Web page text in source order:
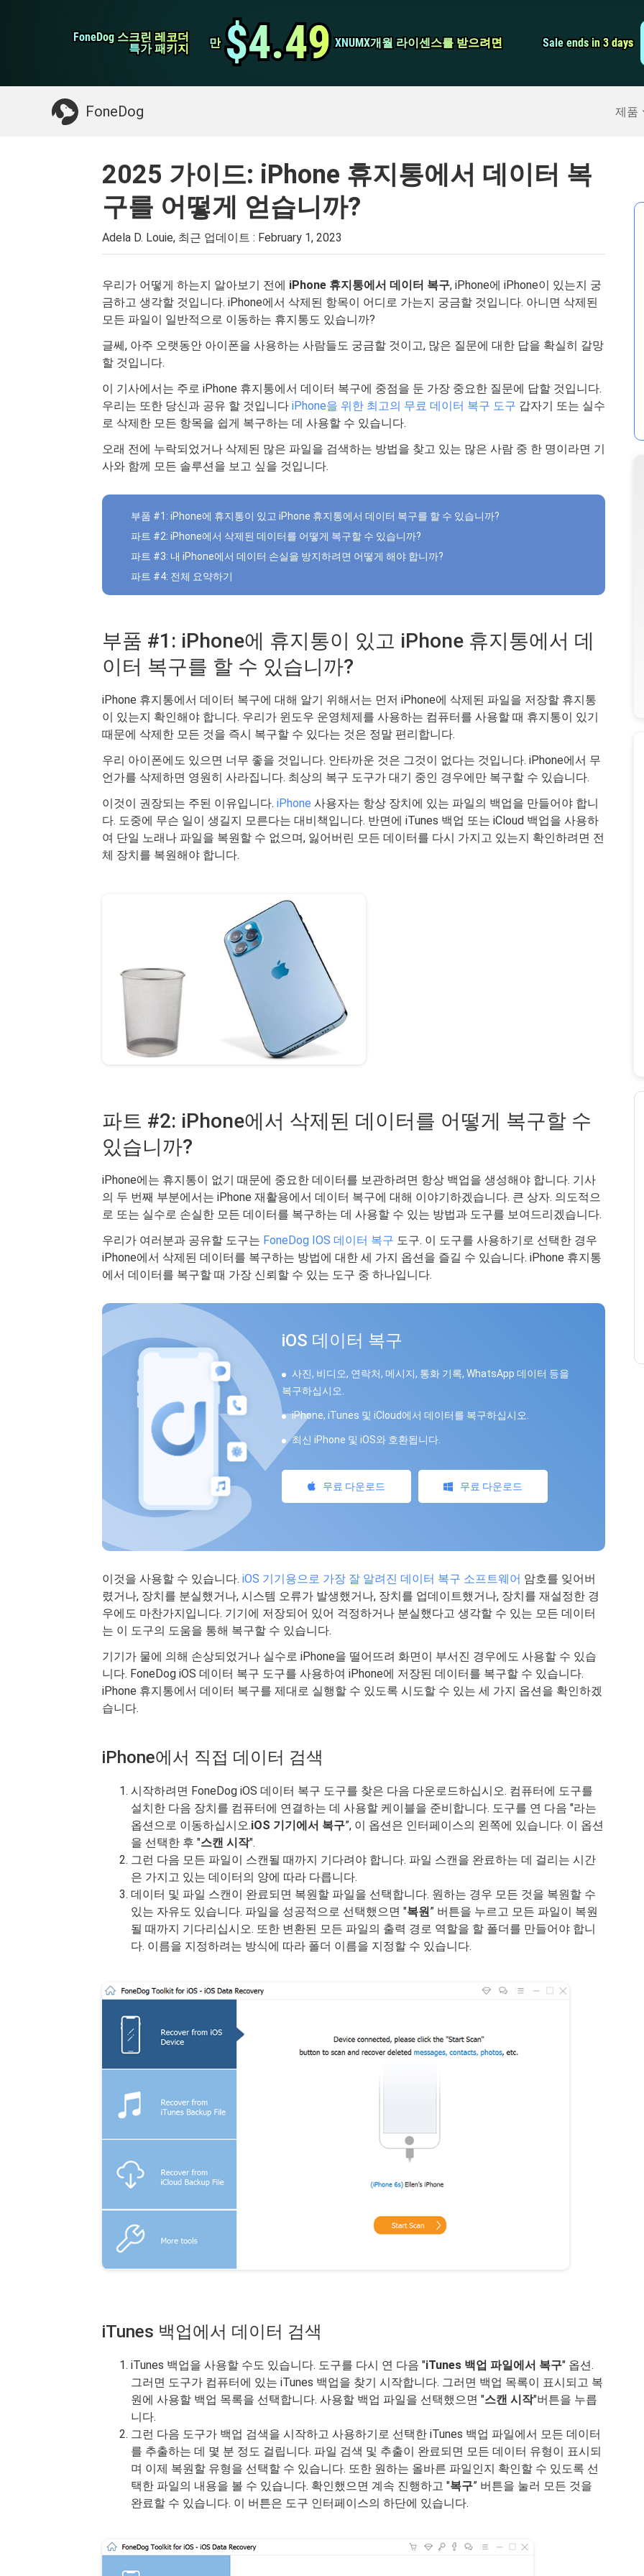
FoneDog 스크린 레코더
FoneDog 스크린 레코더
특가 패키지
특가 패키지 만
만 $4.49
$4.49 XNUMX개월 라이센스를 받으려면
XNUMX개월 라이센스를 받으려면 Sale ends in 3 days
Sale ends in 3 days
FoneDog 제품
iPhone 클리너 스크린 레코더
필요한 것 : Mac 정리
2025 가이드: iPhone 휴지통에서 데이터 복
구를 어떻게 얻습니까?
Adela D. Louie, 최근 업데이트 : February 1, 2023
우리가 어떻게 하는지 알아보기 전에 iPhone 휴지통에서 데이터 복구, iPhone에 iPhone이 있는지 궁
금하고 생각할 것입니다. iPhone에서 삭제된 항목이 어디로 가는지 궁금할 것입니다. 아니면 삭제된
모든 파일이 일반적으로 이동하는 휴지통도 있습니까?
글쎄, 아주 오랫동안 아이폰을 사용하는 사람들도 궁금할 것이고, 많은 질문에 대한 답을 확실히 갈망
할 것입니다.
이 기사에서는 주로 iPhone 휴지통에서 데이터 복구에 중점을 둔 가장 중요한 질문에 답할 것입니다.
우리는 또한 당신과 공유 할 것입니다 iPhone을 위한 최고의 무료 데이터 복구 도구 갑자기 또는 실수
로 삭제한 모든 항목을 쉽게 복구하는 데 사용할 수 있습니다.
오래 전에 누락되었거나 삭제된 많은 파일을 검색하는 방법을 찾고 있는 많은 사람 중 한 명이라면 기
사와 함께 모든 솔루션을 보고 싶을 것입니다.
부품 #1: iPhone에 휴지통이 있고 iPhone 휴지통에서 데이터 복구를 할 수 있습니까?
파트 #2: iPhone에서 삭제된 데이터를 어떻게 복구할 수 있습니까?
파트 #3: 내 iPhone에서 데이터 손실을 방지하려면 어떻게 해야 합니까?
파트 #4: 전체 요약하기
부품 #1: iPhone에 휴지통이 있고 iPhone 휴지통에서 데
이터 복구를 할 수 있습니까?
iPhone 휴지통에서 데이터 복구에 대해 알기 위해서는 먼저 iPhone에 삭제된 파일을 저장할 휴지통
이 있는지 확인해야 합니다. 우리가 윈도우 운영체제를 사용하는 컴퓨터를 사용할 때 휴지통이 있기
때문에 삭제한 모든 것을 즉시 복구할 수 있다는 것은 정말 편리합니다.
우리 아이폰에도 있으면 너무 좋을 것입니다. 안타까운 것은 그것이 없다는 것입니다. iPhone에서 무
언가를 삭제하면 영원히 사라집니다. 최상의 복구 도구가 대기 중인 경우에만 복구할 수 있습니다.
이것이 권장되는 주된 이유입니다. iPhone 사용자는 항상 장치에 있는 파일의 백업을 만들어야 합니
다. 도중에 무슨 일이 생길지 모른다는 대비책입니다. 반면에 iTunes 백업 또는 iCloud 백업을 사용하
여 단일 노래나 파일을 복원할 수 없으며, 잃어버린 모든 데이터를 다시 가지고 있는지 확인하려면 전
체 장치를 복원해야 합니다.
파트 #2: iPhone에서 삭제된 데이터를 어떻게 복구할 수
있습니까?
iPhone에는 휴지통이 없기 때문에 중요한 데이터를 보관하려면 항상 백업을 생성해야 합니다. 기사
의 두 번째 부분에서는 iPhone 재활용에서 데이터 복구에 대해 이야기하겠습니다. 큰 상자. 의도적으
로 또는 실수로 손실한 모든 데이터를 복구하는 데 사용할 수 있는 방법과 도구를 보여드리겠습니다.
우리가 여러분과 공유할 도구는 FoneDog IOS 데이터 복구 도구. 이 도구를 사용하기로 선택한 경우
iPhone에서 삭제된 데이터를 복구하는 방법에 대한 세 가지 옵션을 즐길 수 있습니다. iPhone 휴지통
에서 데이터를 복구할 때 가장 신뢰할 수 있는 도구 중 하나입니다.
iOS 데이터 복구
사진, 비디오, 연락처, 메시지, 통화 기록, WhatsApp 데이터 등을
복구하십시오.
iPhone, iTunes 및 iCloud에서 데이터를 복구하십시오.
최신 iPhone 및 iOS와 호환됩니다.
무료 다운로드 무료 다운로드
이것을 사용할 수 있습니다. iOS 기기용으로 가장 잘 알려진 데이터 복구 소프트웨어 암호를 잊어버
렸거나, 장치를 분실했거나, 시스템 오류가 발생했거나, 장치를 업데이트했거나, 장치를 재설정한 경
우에도 마찬가지입니다. 기기에 저장되어 있어 걱정하거나 분실했다고 생각할 수 있는 모든 데이터
는 이 도구의 도움을 통해 복구할 수 있습니다.
기기가 물에 의해 손상되었거나 실수로 iPhone을 떨어뜨려 화면이 부서진 경우에도 사용할 수 있습
니다. FoneDog iOS 데이터 복구 도구를 사용하여 iPhone에 저장된 데이터를 복구할 수 있습니다.
iPhone 휴지통에서 데이터 복구를 제대로 실행할 수 있도록 시도할 수 있는 세 가지 옵션을 확인하겠
습니다.
iPhone에서 직접 데이터 검색
시작하려면 FoneDog iOS 데이터 복구 도구를 찾은 다음 다운로드하십시오. 컴퓨터에 도구를
설치한 다음 장치를 컴퓨터에 연결하는 데 사용할 케이블을 준비합니다. 도구를 연 다음 "라는
옵션으로 이동하십시오.iOS 기기에서 복구”, 이 옵션은 인터페이스의 왼쪽에 있습니다. 이 옵션
을 선택한 후 "스캔 시작".
그런 다음 모든 파일이 스캔될 때까지 기다려야 합니다. 파일 스캔을 완료하는 데 걸리는 시간
은 가지고 있는 데이터의 양에 따라 다릅니다.
데이터 및 파일 스캔이 완료되면 복원할 파일을 선택합니다. 원하는 경우 모든 것을 복원할 수
있는 자유도 있습니다. 파일을 성공적으로 선택했으면 "복원” 버튼을 누르고 모든 파일이 복원
될 때까지 기다리십시오. 또한 변환된 모든 파일의 출력 경로 역할을 할 폴더를 만들어야 합니
다. 이름을 지정하려는 방식에 따라 폴더 이름을 지정할 수 있습니다.
iTunes 백업에서 데이터 검색
iTunes 백업을 사용할 수도 있습니다. 도구를 다시 연 다음 "iTunes 백업 파일에서 복구" 옵션.
그러면 도구가 컴퓨터에 있는 iTunes 백업을 찾기 시작합니다. 그러면 백업 목록이 표시되고 복
원에 사용할 백업 목록을 선택합니다. 사용할 백업 파일을 선택했으면 "스캔 시작"버튼을 누릅
니다.
그런 다음 도구가 백업 검색을 시작하고 사용하기로 선택한 iTunes 백업 파일에서 모든 데이터
를 추출하는 데 몇 분 정도 걸립니다. 파일 검색 및 추출이 완료되면 모든 데이터 유형이 표시되
며 이제 복원할 유형을 선택할 수 있습니다. 또한 원하는 올바른 파일인지 확인할 수 있도록 선
택한 파일의 내용을 볼 수 있습니다. 확인했으면 계속 진행하고 "복구” 버튼을 눌러 모든 것을
완료할 수 있습니다. 이 버튼은 도구 인터페이스의 하단에 있습니다.